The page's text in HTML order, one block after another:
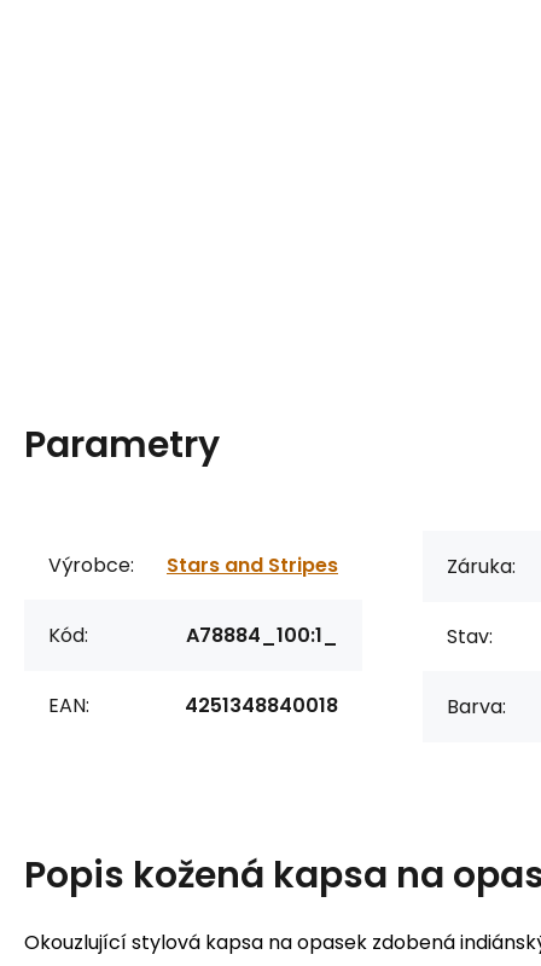
Parametry
Výrobce: Stars and Stripes
Kód: A78884_100:1_
EAN: 4251348840018
Záruka:
Stav:
Barva:
Popis kožená kapsa na
Okouzlující stylová kapsa na opasek zdobená